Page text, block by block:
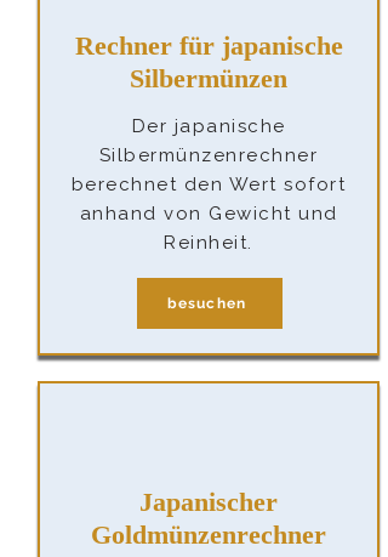
Rechner für japanische
Silbermünzen
Der japanische
Silbermünzenrechner
berechnet den Wert sofort
anhand von Gewicht und
Reinheit.
besuchen
Japanischer
Goldmünzenrechner